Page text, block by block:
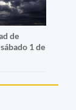
de
1 de